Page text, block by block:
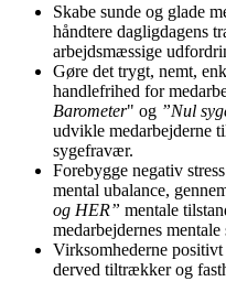
Skabe sunde og glade
håndtere dagligdagens
arbejdsmæssige
Gøre det trygt, nemt,
handlefrihed for
Barometer" og ”Nul
udvikle medarbejderne
sygefravær.
Forebygge negativ
mental ubalance,
og HER” mentale
medarbejdernes
Virksomhederne
derved tiltrækker og